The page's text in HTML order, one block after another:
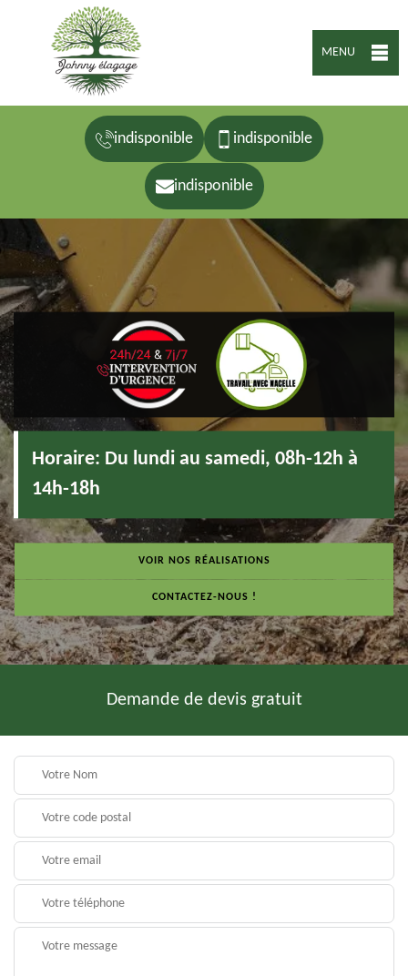
MENU
indisponible indisponible
indisponible
Horaire: Du lundi au samedi, 08h-12h à
14h-18h
VOIR NOS RÉALISATIONS
CONTACTEZ-NOUS !
Demande de devis gratuit